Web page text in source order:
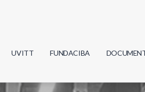
UVITT FUNDACIBA
Actas